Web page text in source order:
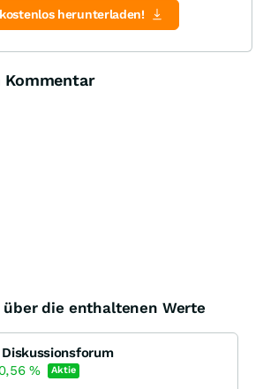
herunterladen!
Kommentar
die enthaltenen Werte
% Aktie